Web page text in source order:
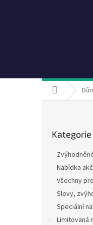
Domů
kategorie
Kategorie
Nabídka
Všechny
Slevy,
Speciální
Limitovaná